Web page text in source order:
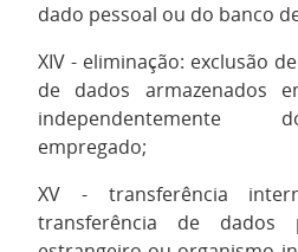
dado pessoal ou do banco
XIV - eliminação: exclusão
de dados armazenados
independentemente
empregado;
XV - transferência
transferência de dados